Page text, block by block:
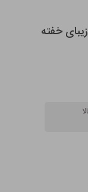
خفته